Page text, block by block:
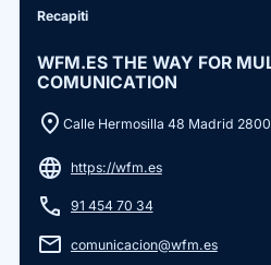
Recapiti
WFM.ES THE WAY FOR
COMUNICATION
location_on Calle Hermosilla 48 Madrid
language https://wfm.es
phone 91 454 70 34
email comunicacion@wfm.es